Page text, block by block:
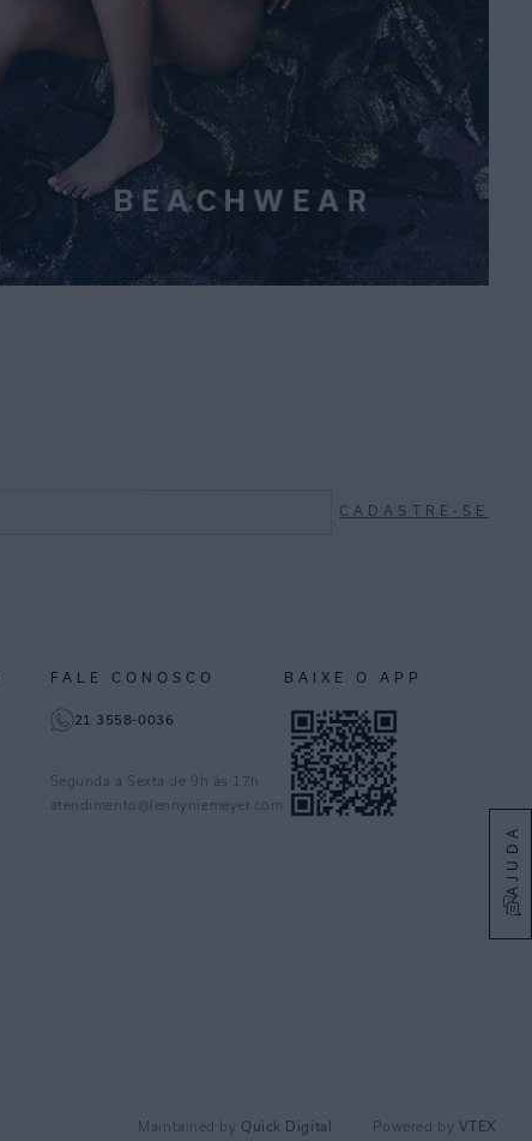
AJUDA
CADASTRE-SE
FALE CONOSCO
21 3558-0036
Segunda a Sexta de 9h às 17h
atendimento@lennyniemeyer.com
BAIXE O APP
Maintained by Quick Digital Powered by VTEX